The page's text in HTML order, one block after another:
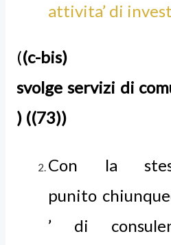
attivita’ di
((c-bis)
svolge servizi di
) ((73))
Con la
punito
’ di